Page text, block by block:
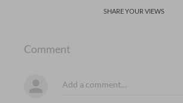
SHARE YOUR VIEWS
Comment